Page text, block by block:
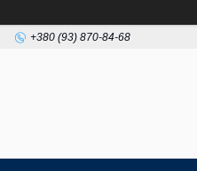
+380 (93) 870-84-68